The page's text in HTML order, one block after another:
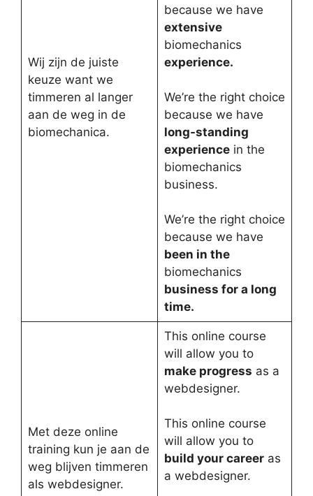
Wij zijn de juiste
keuze want we
timmeren al langer
aan de weg in de
biomechanica.
because we have
extensive
biomechanics
experience.
We’re the right choice
because we have
long-standing
experiencein the
biomechanics
business.
We’re the right choice
because we have
been in the
biomechanics
business for a long
time.
Met deze online
training kun je aan de
weg blijven timmeren
als webdesigner.
This online course
will allow you to
make progress as a
webdesigner.
This online course
will allow you to
build your careeras
a webdesigner.